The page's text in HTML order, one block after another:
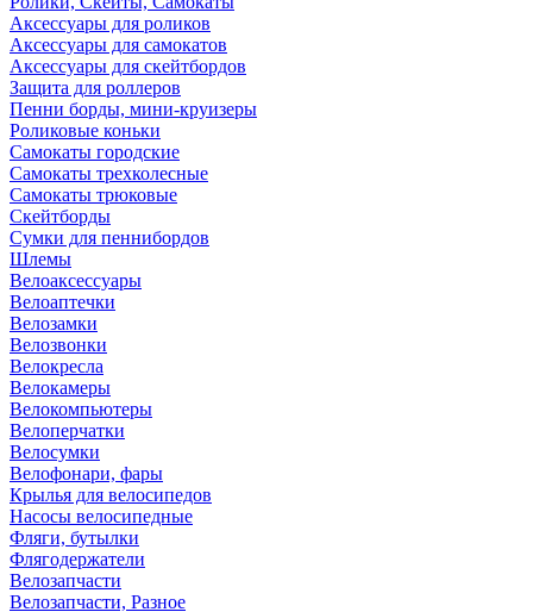
Аксессуары для роликов
Аксессуары для самокатов
Аксессуары для скейтбордов
Защита для роллеров
Пенни борды, мини-круизеры
Роликовые коньки
Самокаты городские
Самокаты трехколесные
Самокаты трюковые
Скейтборды
Сумки для пеннибордов
Шлемы
Велоаксессуары
Велоаптечки
Велозамки
Велозвонки
Велокресла
Велокамеры
Велокомпьютеры
Велоперчатки
Велосумки
Велофонари, фары
Крылья для велосипедов
Насосы велосипедные
Фляги, бутылки
Флягодержатели
Велозапчасти
Велозапчасти, Разное